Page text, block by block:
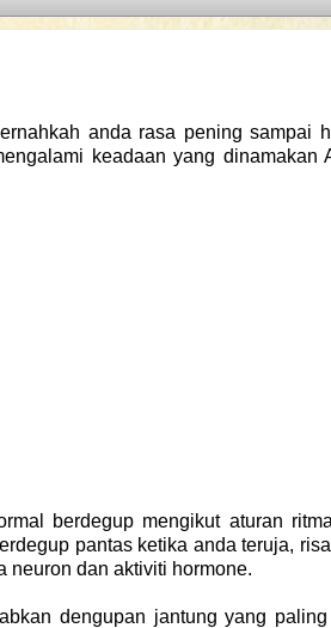
anda rasa pening sampai
keadaan yang dinamakan
berdegup mengikut aturan
pantas ketika anda teruja,
neuron dan aktiviti hormone.
dengupan jantung yang